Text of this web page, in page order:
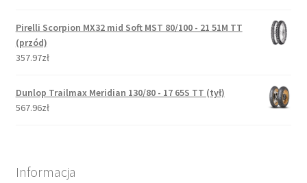
Pirelli Scorpion MX32 mid Soft MST 80/100 - 21 51M TT
(przód)
357.97zł
Dunlop Trailmax Meridian 130/80 - 17 65S TT (tył)
567.96zł
Informacja